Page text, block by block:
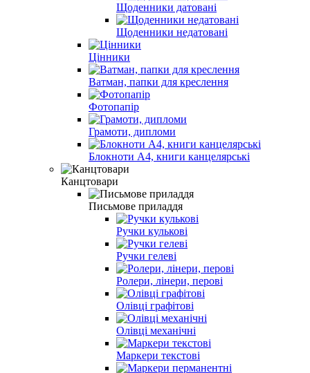
Щоденники датовані
Щоденники недатовані
Цінники
Ватман, папки для креслення
Фотопапір
Грамоти, дипломи
Блокноти А4, книги канцелярські
Канцтовари
Письмове приладдя
Ручки кульковi
Ручки гелевi
Ролери, лінери, перові
Олiвцi графітові
Олiвцi механiчнi
Маркери текстовi